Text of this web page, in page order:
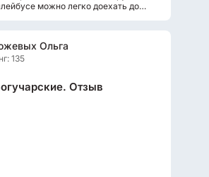
можно легко доехать до
Ольга
135
Отзыв